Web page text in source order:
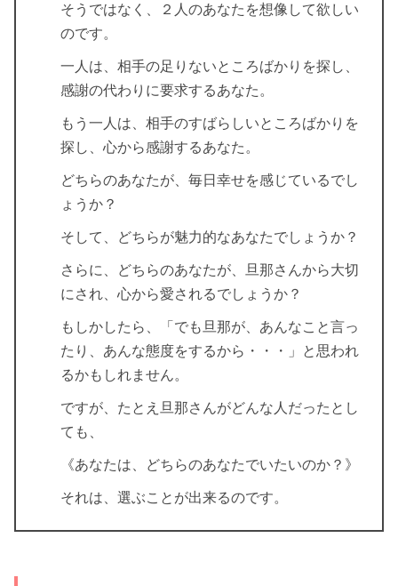
そうではなく、２人のあなたを想像して欲しい
のです。
一人は、相手の足りないところばかりを探し、
感謝の代わりに要求するあなた。
もう一人は、相手のすばらしいところばかりを
探し、心から感謝するあなた。
どちらのあなたが、毎日幸せを感じているでし
ょうか？
そして、どちらが魅力的なあなたでしょうか？
さらに、どちらのあなたが、旦那さんから大切
にされ、心から愛されるでしょうか？
もしかしたら、「でも旦那が、あんなこと言っ
たり、あんな態度をするから・・・」と思われ
るかもしれません。
ですが、たとえ旦那さんがどんな人だったとし
ても、
《あなたは、どちらのあなたでいたいのか？》
それは、選ぶことが出来るのです。